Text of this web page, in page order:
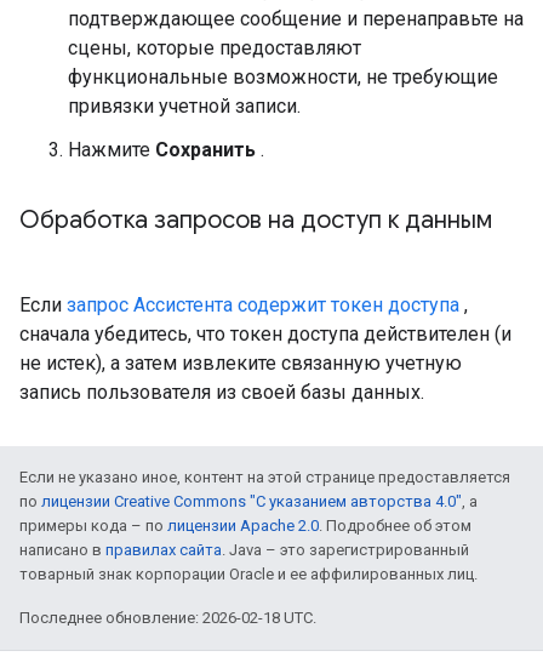
подтверждающее сообщение и перенаправьте на
сцены, которые предоставляют
функциональные возможности, не требующие
привязки учетной записи.
Нажмите Сохранить .
Обработка запросов на доступ к данным
Если запрос Ассистента содержит токен доступа ,
сначала убедитесь, что токен доступа действителен (и
не истек), а затем извлеките связанную учетную
запись пользователя из своей базы данных.
Если не указано иное, контент на этой странице предоставляется
по лицензии Creative Commons "С указанием авторства 4.0" , а
примеры кода – по лицензии Apache 2.0 . Подробнее об этом
написано в правилах сайта . Java – это зарегистрированный
товарный знак корпорации Oracle и ее аффилированных лиц.
Последнее обновление: 2026-02-18 UTC.